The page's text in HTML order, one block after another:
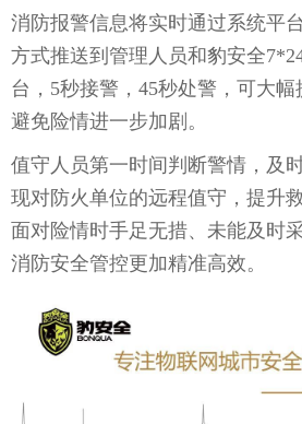
消防报警信息将实时通过系统平
方式推送到管理人员和豹安全
台，5秒接警，45秒处警，可大幅
避免险情进一步加剧。
值守人员第一时间判断警情，及
现对防火单位的远程值守，提升
面对险情时手足无措、未能及时
消防安全管控更加精准高效。